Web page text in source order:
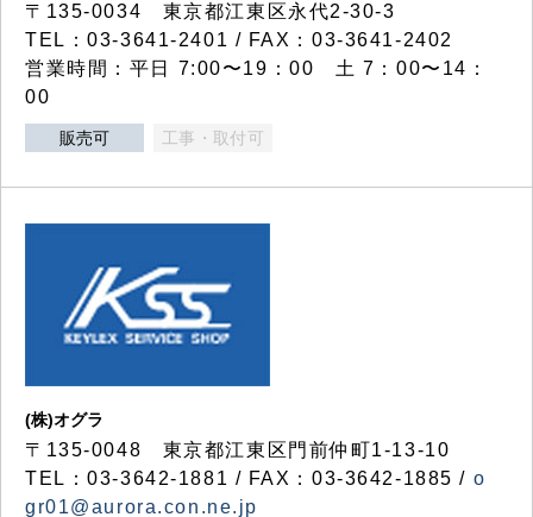
〒135-0034 東京都江東区永代2-30-3
TEL：03-3641-2401 / FAX：03-3641-2402
営業時間：平日 7:00〜19：00 土 7：00〜14：
00
販売可 工事・取付可
(株)オグラ
〒135-0048 東京都江東区門前仲町1-13-10
TEL：03-3642-1881 / FAX：03-3642-1885 / o
gr01@aurora.con.ne.jp